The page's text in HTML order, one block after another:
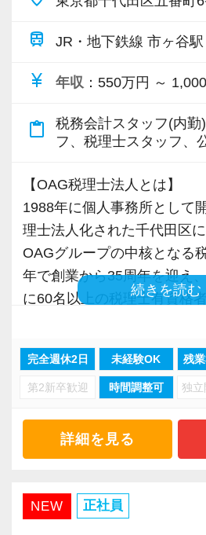
進めており、年収1000万円
制を整えています。
【一緒に目標へ向かって頑
んいるので、サポートや研
配はいりません。
最初は分からないことばか
先入観や固定概念を持たず
度全てを吸収してみてくだ
吸収したことを理解できた
なたらしさを発揮していっ
明るく楽しい事務所を一緒
しょう！
～ リクルートサイトはこち
https://subaru-
さらに、一定条件を満たし
きます。
在籍しており、仕事と勉強
して資格取得を目指せる環
【採用担当者からのメッセ
当事務所は最新システムを
一番大切にしているのは「
地の良さ」です。
アナログな作業に追われな
経験や資格の有無にかかわ
いメンバーがあなたを温か
少しでも気になった方は、
ください！
train JR・地下鉄線 市ヶ谷
currency_yen 年収 ：550万円 ～
content_paste
税務会計スタッフ(内勤
フ、税理士スタッフ、
【OAG税理士法人とは】
1988年に個人事務所として
理士法人化された千代田区
OAGグループの中核となる
年で創業から35周年を迎え
に60名以上の税理士有資格
シングなど14の組織で形成
数は400名以上に至っていま
ペシャリストが集まってい
お客様のニーズ・課題に対
を整えワンストップサービ
管理会計のコンサルティン
続きを読む
完全週休2日 未経験OK 残
第2新卒歓迎 時間調整可 独
詳細を見る
NEW 正社員